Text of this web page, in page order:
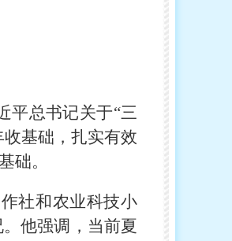
平总书记关于“三
基础，扎实有效
础。
社和农业科技小
他强调，当前夏